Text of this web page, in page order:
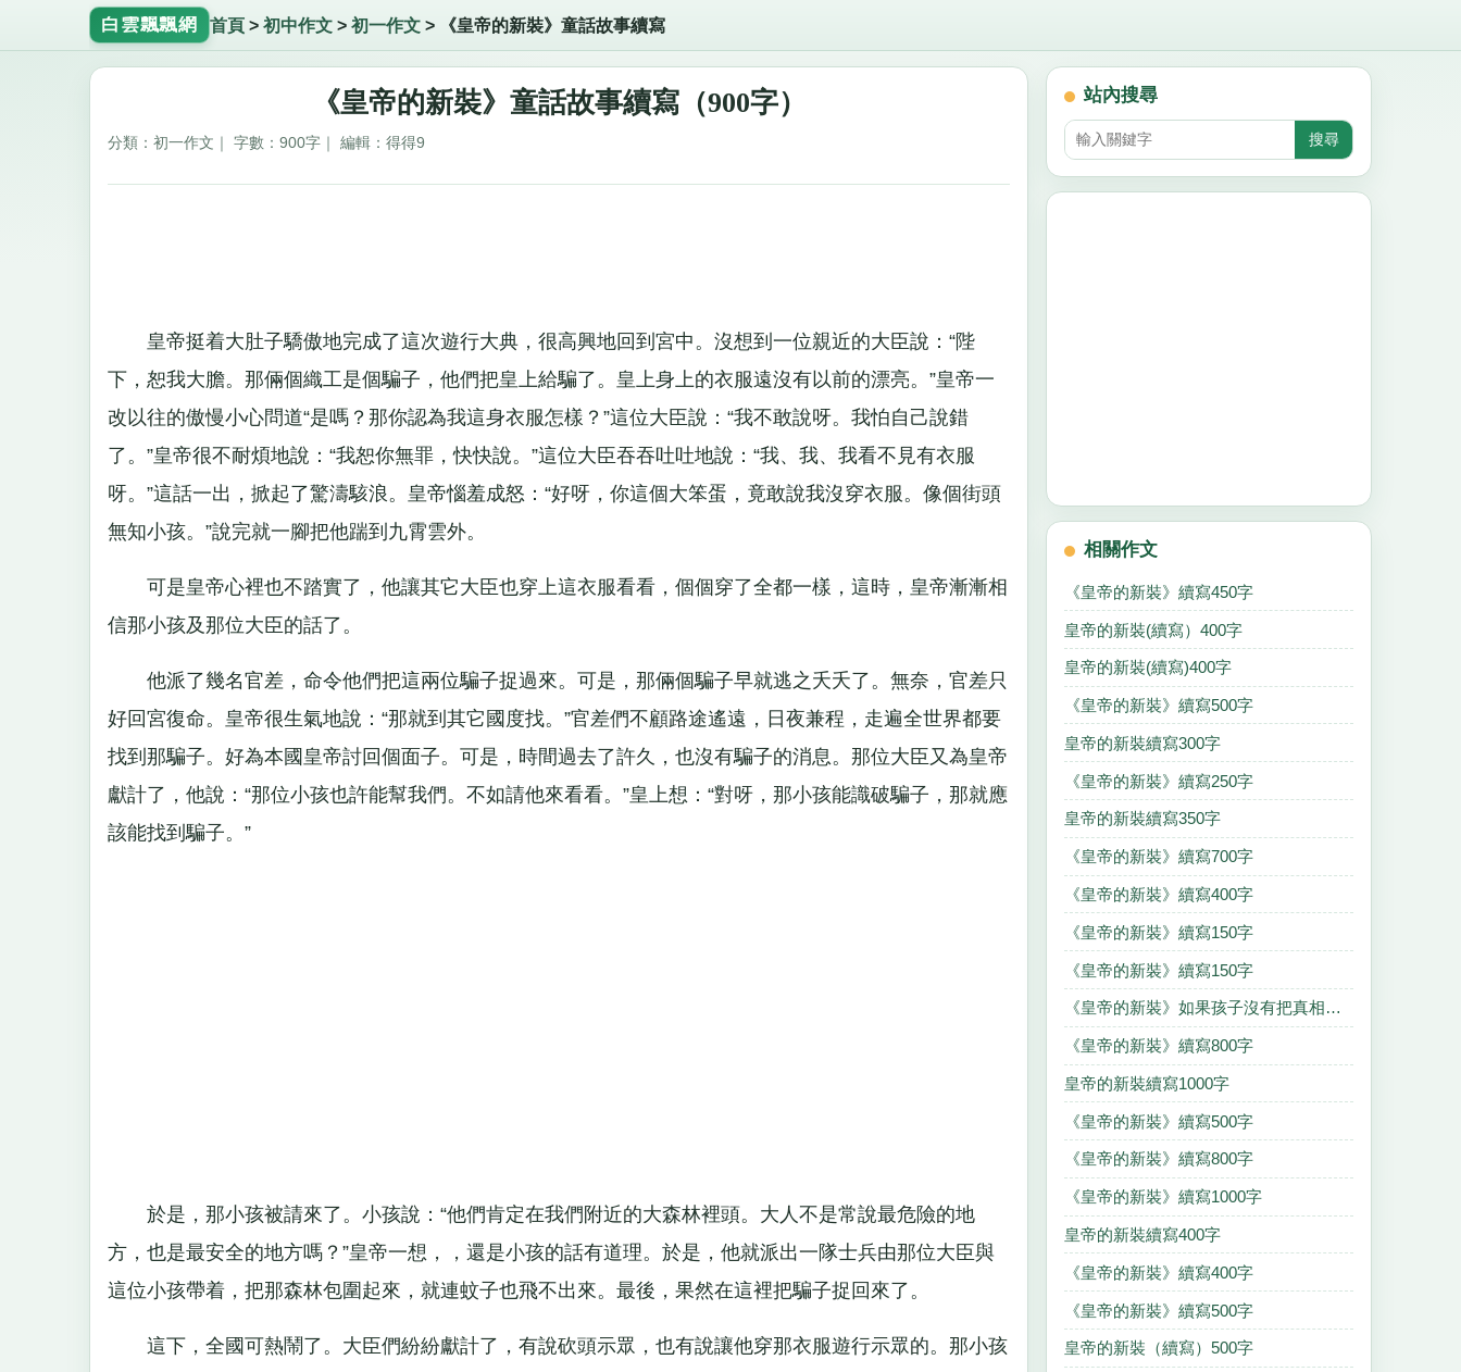
白雲飄飄網 首頁> 初中作文> 初一作文> 《皇帝的新裝》童話故事續寫
《皇帝的新裝》童話故事續寫（900字）
分類：初一作文｜ 字數：900字｜ 編輯：得得9
皇帝挺着大肚子驕傲地完成了這次遊行大典，很高興地回到宮中。沒想到一位親近的大臣說：“陛
下，恕我大膽。那倆個織工是個騙子，他們把皇上給騙了。皇上身上的衣服遠沒有以前的漂亮。”皇帝一
改以往的傲慢小心問道“是嗎？那你認為我這身衣服怎樣？”這位大臣說：“我不敢說呀。我怕自己說錯
了。”皇帝很不耐煩地說：“我恕你無罪，快快說。”這位大臣吞吞吐吐地說：“我、我、我看不見有衣服
呀。”這話一出，掀起了驚濤駭浪。皇帝惱羞成怒：“好呀，你這個大笨蛋，竟敢說我沒穿衣服。像個街頭
無知小孩。”說完就一腳把他踹到九霄雲外。
可是皇帝心裡也不踏實了，他讓其它大臣也穿上這衣服看看，個個穿了全都一樣，這時，皇帝漸漸相
信那小孩及那位大臣的話了。
他派了幾名官差，命令他們把這兩位騙子捉過來。可是，那倆個騙子早就逃之夭夭了。無奈，官差只
好回宮復命。皇帝很生氣地說：“那就到其它國度找。”官差們不顧路途遙遠，日夜兼程，走遍全世界都要
找到那騙子。好為本國皇帝討回個面子。可是，時間過去了許久，也沒有騙子的消息。那位大臣又為皇帝
獻計了，他說：“那位小孩也許能幫我們。不如請他來看看。”皇上想：“對呀，那小孩能識破騙子，那就應
該能找到騙子。”
於是，那小孩被請來了。小孩說：“他們肯定在我們附近的大森林裡頭。大人不是常說最危險的地
方，也是最安全的地方嗎？”皇帝一想，，還是小孩的話有道理。於是，他就派出一隊士兵由那位大臣與
這位小孩帶着，把那森林包圍起來，就連蚊子也飛不出來。最後，果然在這裡把騙子捉回來了。
這下，全國可熱鬧了。大臣們紛紛獻計了，有說砍頭示眾，也有說讓他穿那衣服遊行示眾的。那小孩
站內搜尋
相關作文
《皇帝的新裝》續寫450字
皇帝的新裝(續寫）400字
皇帝的新裝(續寫)400字
《皇帝的新裝》續寫500字
皇帝的新裝續寫300字
《皇帝的新裝》續寫250字
皇帝的新裝續寫350字
《皇帝的新裝》續寫700字
《皇帝的新裝》續寫400字
《皇帝的新裝》續寫150字
《皇帝的新裝》續寫150字
《皇帝的新裝》如果孩子沒有把真相說出來的續寫400字
《皇帝的新裝》續寫800字
皇帝的新裝續寫1000字
《皇帝的新裝》續寫500字
《皇帝的新裝》續寫800字
《皇帝的新裝》續寫1000字
皇帝的新裝續寫400字
《皇帝的新裝》續寫400字
《皇帝的新裝》續寫500字
皇帝的新裝（續寫）500字